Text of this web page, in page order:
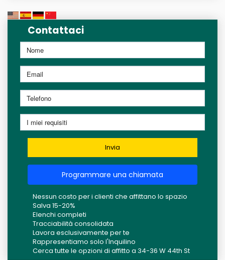
Contattaci
Invia
Programmare una chiamata
Nessun costo per i clienti che affittano lo spazio
Salva 15-20%
Elenchi completi
Tracciabilità consolidata
Lavora esclusivamente per te
Rappresentiamo solo l'Inquilino
Cerca tutte le opzioni di affitto a 34-36 W 44th St